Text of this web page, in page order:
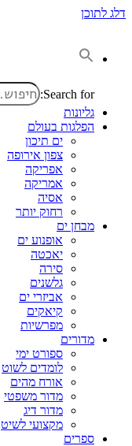
דלג לתוכן
Search for:
גליונות
הפלגות בעולם
ים תיכון
צפון אירופה
אפריקה
אמריקה
אסיה
רחוק יותר
מבחן ים
אופנוע ים
יאכטה
סירה
גלשנים
אביזרי ים
קיאקים
מפרשיות
מדורים
ספורט ימי
לומדים לשוט
אורח מהים
מדור משפטי
מדור דיג
מקצועי לשיט
ספרים